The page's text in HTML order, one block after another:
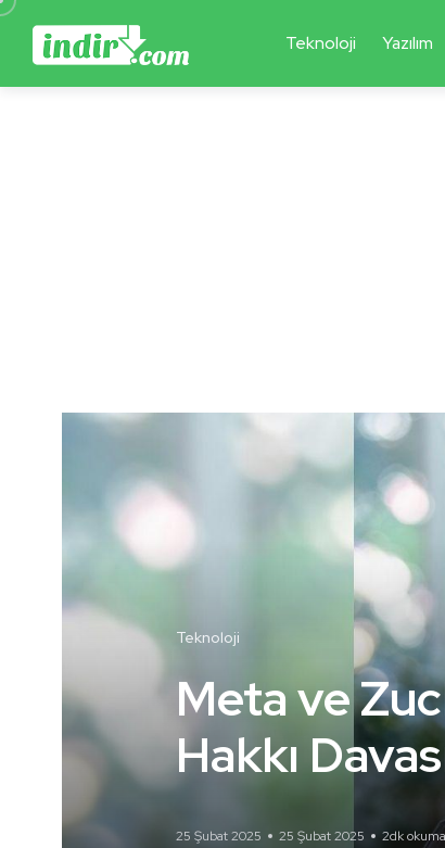
Teknoloji Yazılım
Teknoloji
Meta ve
Hakkı
25 Şubat 2025 25 Şubat 2025 2dk okuma